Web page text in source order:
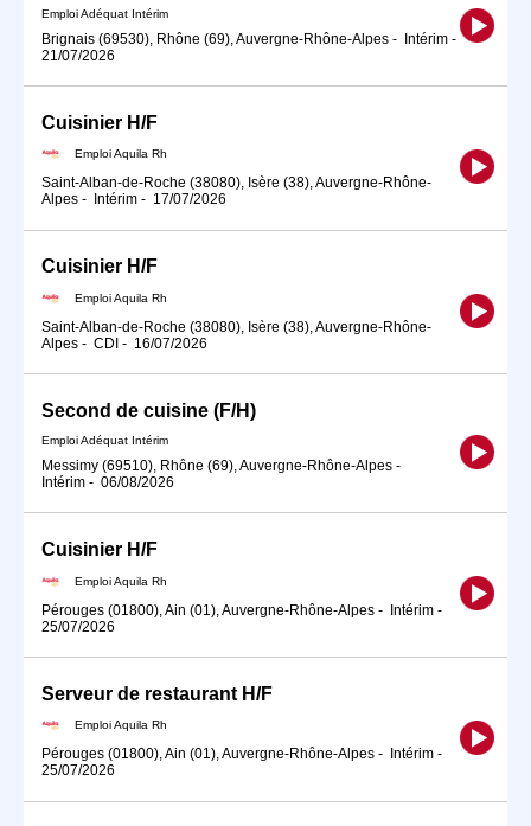
Emploi Adéquat Intérim
Brignais (69530), Rhône (69), Auvergne-Rhône-Alpes - Intérim -
21/07/2026
Cuisinier H/F
Emploi Aquila Rh
Saint-Alban-de-Roche (38080), Isère (38), Auvergne-Rhône-
Alpes - Intérim - 17/07/2026
Cuisinier H/F
Emploi Aquila Rh
Saint-Alban-de-Roche (38080), Isère (38), Auvergne-Rhône-
Alpes - CDI - 16/07/2026
Second de cuisine (F/H)
Emploi Adéquat Intérim
Messimy (69510), Rhône (69), Auvergne-Rhône-Alpes -
Intérim - 06/08/2026
Cuisinier H/F
Emploi Aquila Rh
Pérouges (01800), Ain (01), Auvergne-Rhône-Alpes - Intérim -
25/07/2026
Serveur de restaurant H/F
Emploi Aquila Rh
Pérouges (01800), Ain (01), Auvergne-Rhône-Alpes - Intérim -
25/07/2026